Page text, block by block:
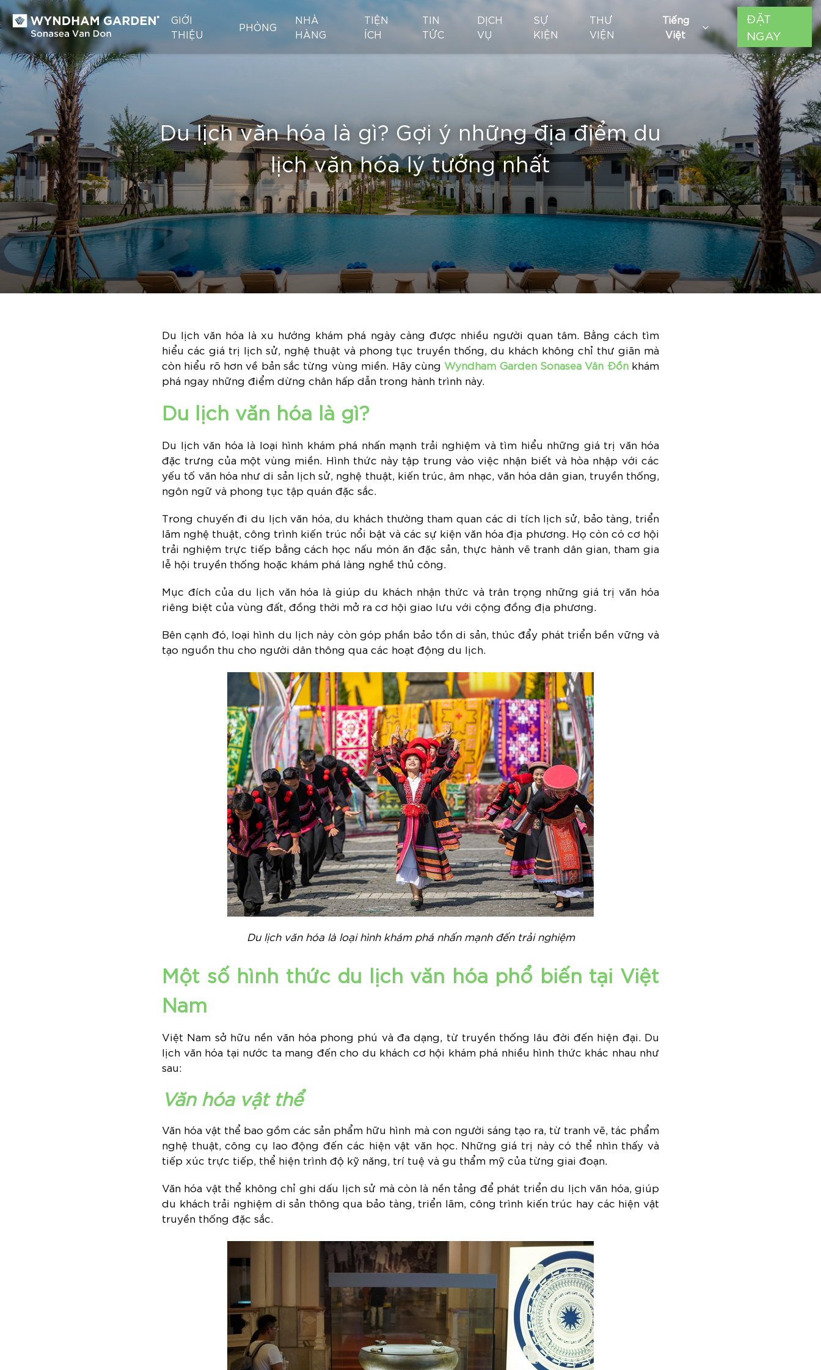
GIỚI
THIỆU
PHÒNG
NHÀ
HÀNG
TIỆN
ÍCH
TIN
TỨC
DỊCH
VỤ
SỰ
KIỆN
THƯ
VIỆN
Tiếng
Việt
ĐẶT
NGAY
Du lịch văn hóa là gì? Gợi ý những địa điểm du
lịch văn hóa lý tưởng nhất
Du lịch văn hóa là xu hướng khám phá ngày càng được nhiều người quan tâm. Bằng cách tìm
hiểu các giá trị lịch sử, nghệ thuật và phong tục truyền thống, du khách không chỉ thư giãn mà
còn hiểu rõ hơn về bản sắc từng vùng miền. Hãy cùngWyndham Garden Sonasea Vân Đồnkhám
phá ngay những điểm dừng chân hấp dẫn trong hành trình này.
Du lịch văn hóa là gì?
Du lịch văn hóa là loại hình khám phá nhấn mạnh trải nghiệm và tìm hiểu những giá trị văn hóa
đặc trưng của một vùng miền. Hình thức này tập trung vào việc nhận biết và hòa nhập với các
yếu tố văn hóa như di sản lịch sử, nghệ thuật, kiến trúc, âm nhạc, văn hóa dân gian, truyền thống,
ngôn ngữ và phong tục tập quán đặc sắc.
Trong chuyến đi du lịch văn hóa, du khách thường tham quan các di tích lịch sử, bảo tàng, triển
lãm nghệ thuật, công trình kiến trúc nổi bật và các sự kiện văn hóa địa phương. Họ còn có cơ hội
trải nghiệm trực tiếp bằng cách học nấu món ăn đặc sản, thực hành vẽ tranh dân gian, tham gia
lễ hội truyền thống hoặc khám phá làng nghề thủ công.
Mục đích của du lịch văn hóa là giúp du khách nhận thức và trân trọng những giá trị văn hóa
riêng biệt của vùng đất, đồng thời mở ra cơ hội giao lưu với cộng đồng địa phương.
Bên cạnh đó, loại hình du lịch này còn góp phần bảo tồn di sản, thúc đẩy phát triển bền vững và
tạo nguồn thu cho người dân thông qua các hoạt động du lịch.
Du lịch văn hóa là loại hình khám phá nhấn mạnh đến trải nghiệm
Một số hình thức du lịch văn hóa phổ biến tại Việt
Nam
Việt Nam sở hữu nền văn hóa phong phú và đa dạng, từ truyền thống lâu đời đến hiện đại. Du
lịch văn hóa tại nước ta mang đến cho du khách cơ hội khám phá nhiều hình thức khác nhau như
sau:
Văn hóa vật thể
Văn hóa vật thể bao gồm các sản phẩm hữu hình mà con người sáng tạo ra, từ tranh vẽ, tác phẩm
nghệ thuật, công cụ lao động đến các hiện vật văn học. Những giá trị này có thể nhìn thấy và
tiếp xúc trực tiếp, thể hiện trình độ kỹ năng, trí tuệ và gu thẩm mỹ của từng giai đoạn.
Văn hóa vật thể không chỉ ghi dấu lịch sử mà còn là nền tảng để phát triển du lịch văn hóa, giúp
du khách trải nghiệm di sản thông qua bảo tàng, triển lãm, công trình kiến trúc hay các hiện vật
truyền thống đặc sắc.